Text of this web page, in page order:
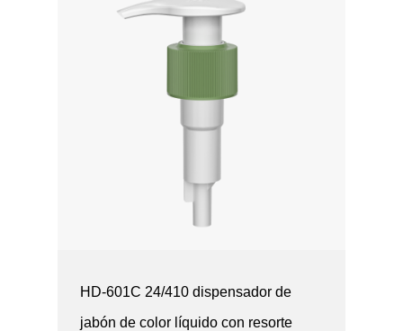
HD-601C 24/410 dispensador de
jabón de color líquido con resorte